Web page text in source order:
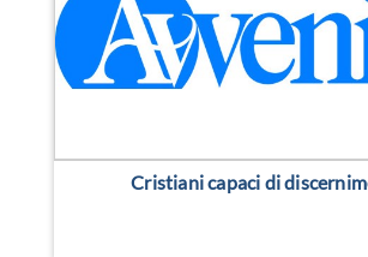
Cristiani capaci di